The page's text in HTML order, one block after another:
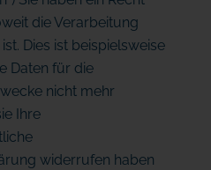
die Verarbeitung
Dies ist beispielsweise
Daten für die
nicht mehr
Ihre
widerrufen haben